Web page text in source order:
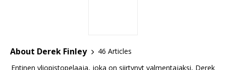
About Derek Finley
46 Articles
Entinen yliopistopelaaja, joka on siirtynyt valmentajaksi, Derek